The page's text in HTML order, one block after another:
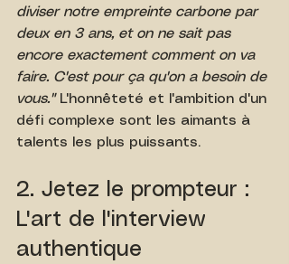
diviser notre empreinte carbone par
deux en 3 ans, et on ne sait pas
encore exactement comment on va
faire. C'est pour ça qu'on a besoin de
vous." L'honnêteté et l'ambition d'un
défi complexe sont les aimants à
talents les plus puissants.
2. Jetez le prompteur :
L'art de l'interview
authentique